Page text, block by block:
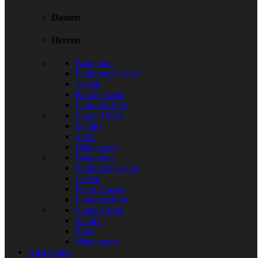
Damen
Herren
Bademode
Funktionswäsche
Jacken
Kurze Hosen
Langarmshirts
Lange Hosen
Schuhe
Shirts
Wintersport
Bademode
Funktionswäsche
Jacken
Kurze Hosen
Langarmshirts
Lange Hosen
Schuhe
Shirts
Wintersport
Ausrüstung